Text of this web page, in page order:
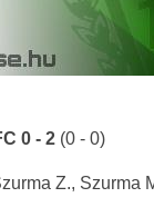
0 - 2 (0 - 0)
Z., Szurma